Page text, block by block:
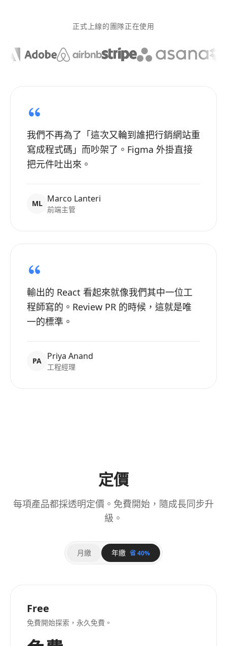
正式上線的團隊正在使用
我們不再為了「這次又輪到誰把行銷網站重
寫成程式碼」而吵架了。Figma 外掛直接
把元件吐出來。
ML Marco Lanteri
前端主管
輸出的 React 看起來就像我們其中一位工
程師寫的。Review PR 的時候，這就是唯
一的標準。
PA Priya Anand
工程經理
定價
每項產品都採透明定價。免費開始，隨成長同步升
級。
月繳 年繳 省 40%
Free
免費開始探索，永久免費。